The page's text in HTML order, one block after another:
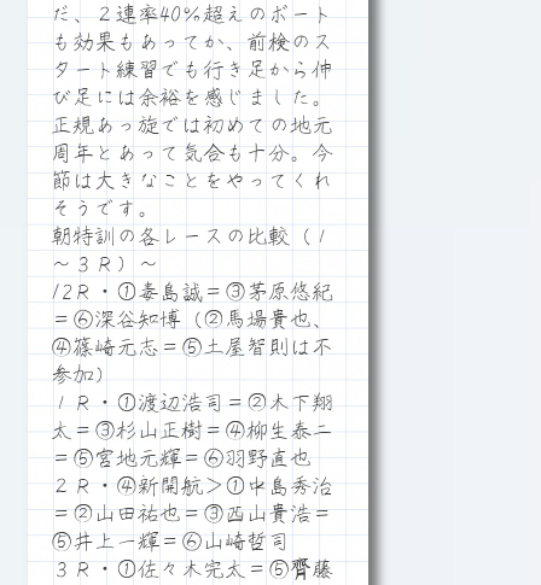
だ、２連率40％超えのボート
も効果もあってか、前検のス
タート練習でも行き足から伸
び足には余裕を感じました。
正規あっ旋では初めての地元
周年とあって気合も十分。今
節は大きなことをやってくれ
そうです。
朝特訓の各レースの比較（１
～３Ｒ）～
12Ｒ・①毒島誠＝③茅原悠紀
＝⑥深谷知博（②馬場貴也、
④篠崎元志＝⑤土屋智則は不
参加）
１Ｒ・①渡辺浩司＝②木下翔
太＝③杉山正樹＝④柳生泰二
＝⑤宮地元輝＝⑥羽野直也
２Ｒ・④新開航＞①中島秀治
＝②山田祐也＝③西山貴浩＝
⑤井上一輝＝⑥山崎哲司
３Ｒ・①佐々木完太＝⑤齊藤